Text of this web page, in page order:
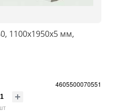
1100x1950x5 мм,
4605500070551